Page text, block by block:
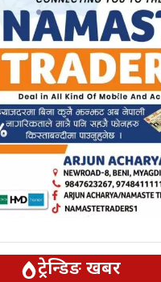
ट्रेन्डिङ खबर